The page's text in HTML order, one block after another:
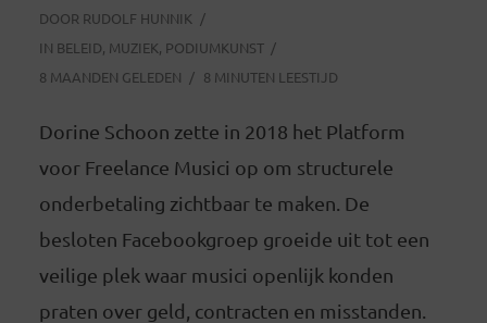
DOOR RUDOLF HUNNIK
IN BELEID, MUZIEK, PODIUMKUNST
8 MAANDEN GELEDEN
8 MINUTEN LEESTIJD
Dorine Schoon zette in 2018 het Platform
voor Freelance Musici op om structurele
onderbetaling zichtbaar te maken. De
besloten Facebookgroep groeide uit tot een
veilige plek waar musici openlijk konden
praten over geld, contracten en misstanden.